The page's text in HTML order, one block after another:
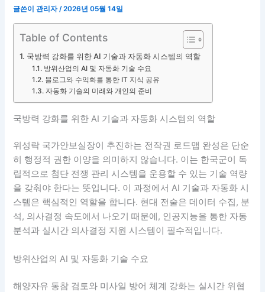
글쓴이관리자/2026년 05월 14일
Table of Contents
국방력 강화를 위한 AI 기술과 자동화 시스템의 역할
방위산업의 AI 및 자동화 기술 수요
블로그와 수익화를 통한 IT 지식 공유
자동화 기술의 미래와 개인의 준비
국방력 강화를 위한 AI 기술과 자동화 시스템의 역할
위성락 국가안보실장이 추진하는 전작권 로드맵 완성은 단순
히 행정적 권한 이양을 의미하지 않습니다. 이는 한국군이 독
립적으로 첨단 전쟁 관리 시스템을 운용할 수 있는 기술 역량
을 갖춰야 한다는 뜻입니다. 이 과정에서 AI 기술과 자동화 시
스템은 핵심적인 역할을 합니다. 현대 전술은 데이터 수집, 분
석, 의사결정 속도에서 나오기 때문에, 인공지능을 통한 자동
분석과 실시간 의사결정 지원 시스템이 필수적입니다.
방위산업의 AI 및 자동화 기술 수요
해양자유 동참 검토와 미사일 방어 체계 강화는 실시간 위협